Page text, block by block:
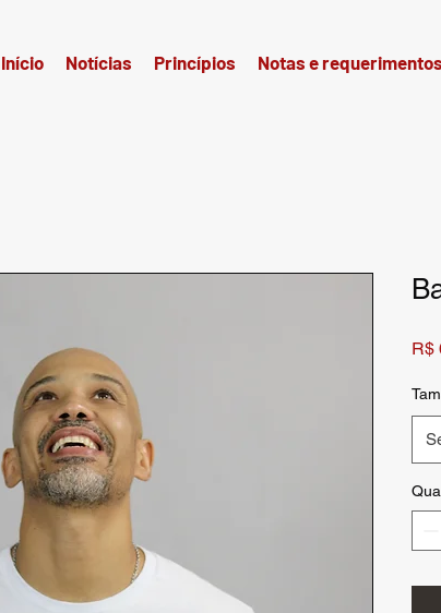
Início Notícias Princípios Notas e requerimentos
R$